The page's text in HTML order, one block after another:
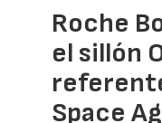
Roche
el sillón
Space